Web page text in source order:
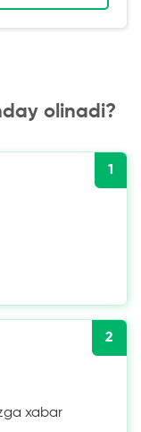
olinadi?
1
2
xabar